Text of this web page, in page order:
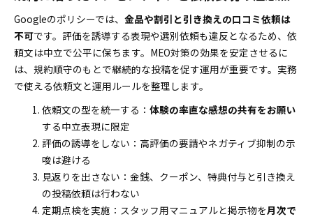
Googleのポリシーでは、 金品や割引と引き換えの口コミ依頼は
不可です。評価を誘導する表現や選別依頼も違反となるため、依
頼文は中立で公平に保ちます。MEO対策の効果を安定させるに
は、規約順守のもとで継続的な投稿を促す運用が重要です。実務
で使える依頼文と運用ルールを整理します。
依頼文の型を統一する： 体験の率直な感想の共有をお願い
する中立表現に限定
評価の誘導をしない：高評価の要請やネガティブ抑制の示
唆は避ける
見返りを出さない：金銭、クーポン、特典付与と引き換え
の投稿依頼は行わない
定期点検を実施：スタッフ用マニュアルと掲示物を月次で